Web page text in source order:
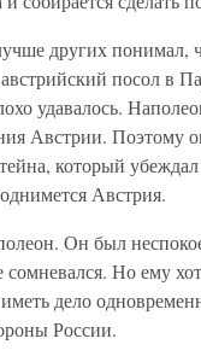
других понимал,
посол в
удавалось.
Австрии. Поэтому
который
Австрия.
Он был
Но ему
дело
России.